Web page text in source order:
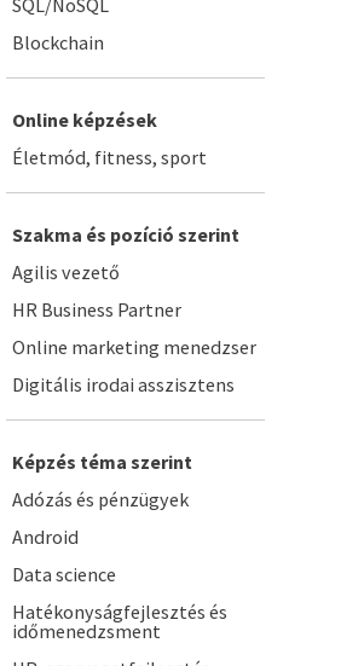
SQL/NoSQL
Blockchain
Online képzések
Életmód, fitness, sport
Szakma és pozíció szerint
Agilis vezető
HR Business Partner
Online marketing menedzser
Digitális irodai asszisztens
Képzés téma szerint
Adózás és pénzügyek
Android
Data science
Hatékonyságfejlesztés és
időmenedzsment